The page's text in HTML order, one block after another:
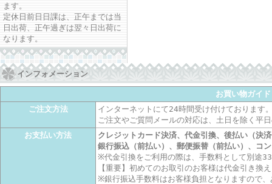
ます。
定休日前日日課は、正午までは当
日出荷、正午過ぎは翌々日出荷に
なります。
インフォメーション
お買い物ガイド
ご注文方法
インターネットにて24時間受け付けております
ご注文やご質問メールの対応は、土日を除く平
お支払い方法
クレジットカード決済、代金引換、後払い（決
銀行振込（前払い）、郵便振替（前払い）、コ
※代金引換をご利用の際は、手数料として別途
【重要】初めてのお取引のお客様は代金引き換
※銀行振込手数料はお客様負担となりますので